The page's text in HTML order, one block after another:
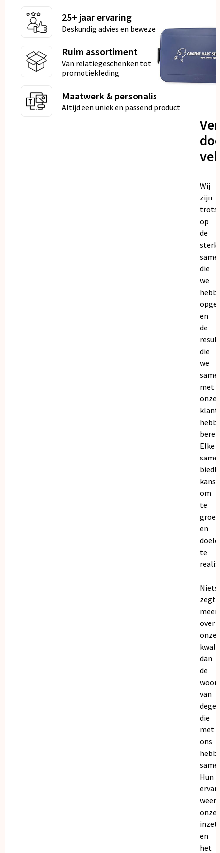
25+ jaar ervaring
Deskundig advies en bewezen kwaliteit
Ruim assortiment
Van relatiegeschenken tot
promotiekleding
Maatwerk & personalisatie
Altijd een uniek en passend product
Wij
zijn
trots
op
de
die
we
en
de
die
we
met
onze
Elke
biedt
om
te
en
te
Niets
zegt
meer
over
onze
dan
de
van
die
met
ons
Hun
onze
inzet
en
het